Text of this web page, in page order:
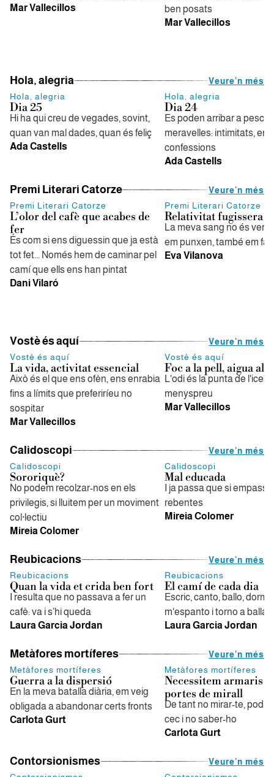
Mar Vallecillos
ben posats
Mar Vallecillos
Hola, alegria
Veure'n més
Hola, alegria
Dia 25
Hi ha qui creu de vegades, sovint,
quan van mal dades, quan és feliç
Ada Castells
Hola, alegria
Dia 24
Es poden arribar a pescar
meravelles: intimitats,
confessions
Ada Castells
Premi Literari Catorze
Veure'n més
Premi Literari Catorze
L’olor del cafè que acabes de
fer
És com si ens diguessin que ja està
tot fet... Només hem de caminar pel
camí que ells ens han pintat
Dani Vilaró
Premi Literari Catorze
Relativitat fugissera
La meva sang no és
em punxen, també em
Eva Vilanova
Vostè és aquí
Veure'n més
Vostè és aquí
La vida, activitat essencial
Això és el que ens ofèn, ens enrabia
fins a límits que preferiríeu no
sospitar
Mar Vallecillos
Vostè és aquí
Foc a la pell, aigua
L'odi és la punta de
menyspreu
Mar Vallecillos
Calidoscopi
Veure'n més
Calidoscopi
Sororiquè?
No podem recolzar-nos en els
privilegis, si lluitem per un moviment
col·lectiu
Mireia Colomer
Calidoscopi
Mal educada
I ja passa que si
rebentes
Mireia Colomer
Reubicacions
Veure'n més
Reubicacions
Quan la vida et crida ben fort
I resulta que no passava a fer un
cafè: va i s’hi queda
Laura Garcia Jordan
Reubicacions
El camí de cada dia
Escric, canto, ballo,
m'espanto i torno a ballar
Laura Garcia Jordan
Metàfores mortíferes
Veure'n més
Metàfores mortíferes
Guerra a la dispersió
En la meva batalla diària, em veig
obligada a abandonar certs fronts
Carlota Gurt
Metàfores mortíferes
Necessitem armaris
portes de mirall
De tant no mirar-te,
cec i no saber-ho
Carlota Gurt
Contorsionismes
Veure'n més